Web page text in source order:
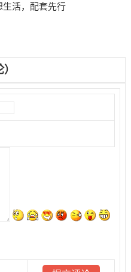
活，配套先行